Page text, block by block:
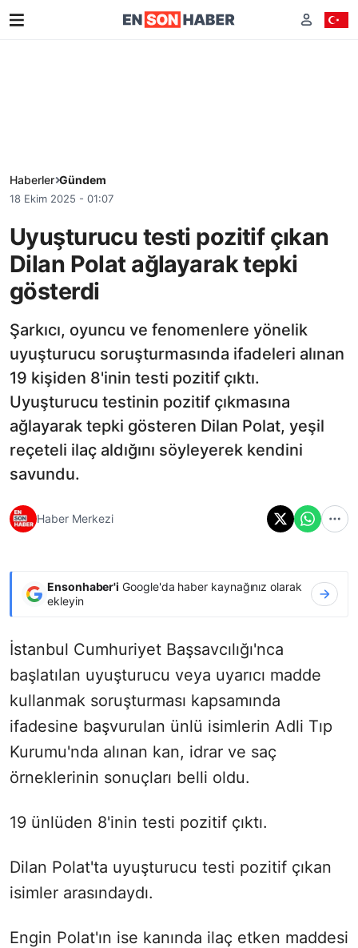
Haberler Gündem
18 Ekim 2025 - 01:07
Uyuşturucu testi pozitif çıkan
Dilan Polat ağlayarak tepki
gösterdi
Şarkıcı, oyuncu ve fenomenlere yönelik
uyuşturucu soruşturmasında ifadeleri alınan
19 kişiden 8'inin testi pozitif çıktı.
Uyuşturucu testinin pozitif çıkmasına
ağlayarak tepki gösteren Dilan Polat, yeşil
reçeteli ilaç aldığını söyleyerek kendini
savundu.
Haber Merkezi
Ensonhaber'i Google'da haber kaynağınız olarak
ekleyin
İstanbul Cumhuriyet Başsavcılığı'nca
başlatılan uyuşturucu veya uyarıcı madde
kullanmak soruşturması kapsamında
ifadesine başvurulan ünlü isimlerin Adli Tıp
Kurumu'nda alınan kan, idrar ve saç
örneklerinin sonuçları belli oldu.
19 ünlüden 8'inin testi pozitif çıktı.
Dilan Polat'ta uyuşturucu testi pozitif çıkan
isimler arasındaydı.
Engin Polat'ın ise kanında ilaç etken maddesi